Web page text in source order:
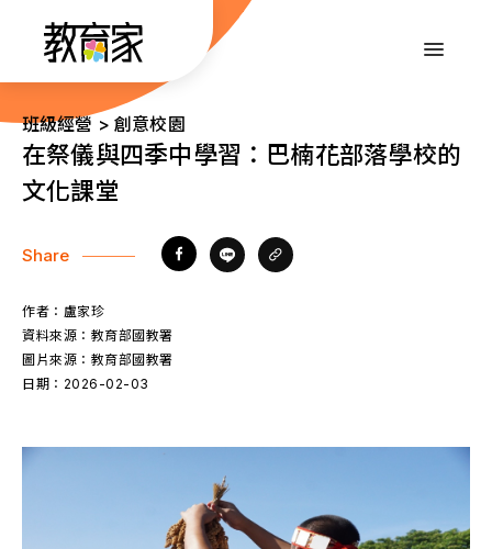
內
::: 班級經營 > 創意校園
在祭儀與四季中學習：巴楠花部落學校的
文化課堂
Share
作者： 盧家珍
資料來源： 教育部國教署
圖片來源： 教育部國教署
日期： 2026-02-03